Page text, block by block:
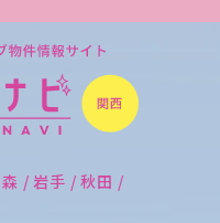
/ 岩手 / 秋田 /